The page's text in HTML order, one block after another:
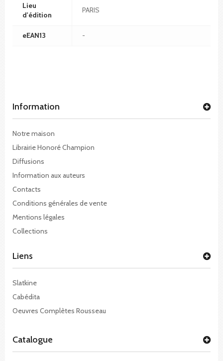
Lieu
d'édition
PARIS
eEAN13 -
Information
Notre maison
Librairie Honoré Champion
Diffusions
Information aux auteurs
Contacts
Conditions générales de vente
Mentions légales
Collections
Liens
Slatkine
Cabédita
Oeuvres Complètes Rousseau
Catalogue